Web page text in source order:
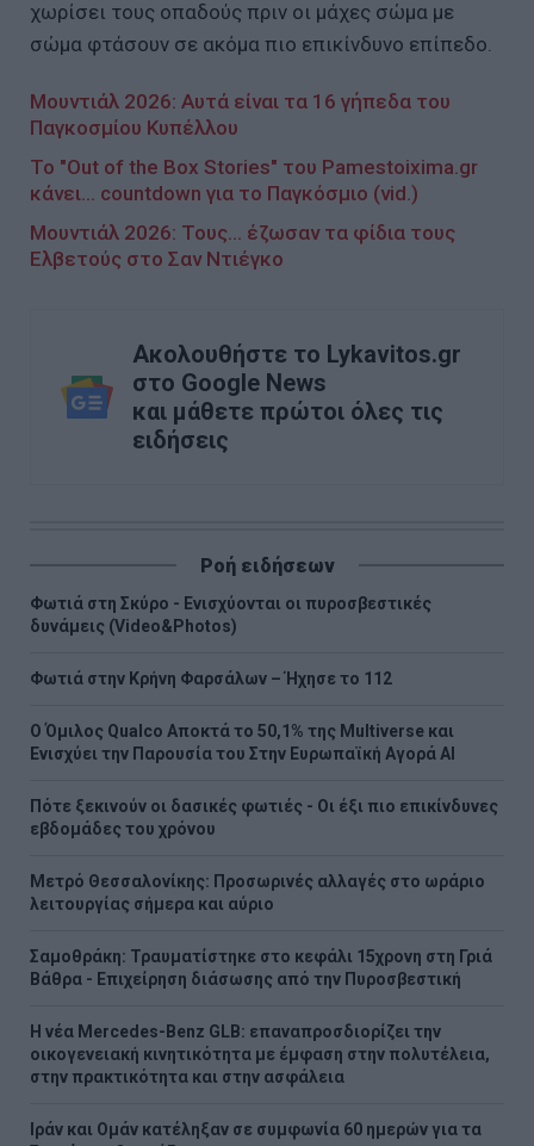
χωρίσει τους οπαδούς πριν οι μάχες σώμα με
σώμα φτάσουν σε ακόμα πιο επικίνδυνο επίπεδο.
Μουντιάλ 2026: Αυτά είναι τα 16 γήπεδα του
Παγκοσμίου Κυπέλλου
Το "Out of the Box Stories" του Pamestoixima.gr
κάνει... countdown για το Παγκόσμιο (vid.)
Μουντιάλ 2026: Τους... έζωσαν τα φίδια τους
Ελβετούς στο Σαν Ντιέγκο
Ακολουθήστε το Lykavitos.gr
στο Google News
και μάθετε πρώτοι όλες τις
ειδήσεις
Ροή ειδήσεων
Φωτιά στη Σκύρο - Ενισχύονται οι πυροσβεστικές
δυνάμεις (Video&Photos)
Φωτιά στην Κρήνη Φαρσάλων – Ήχησε το 112
Ο Όμιλος Qualco Αποκτά το 50,1% της Multiverse και
Ενισχύει την Παρουσία του Στην Ευρωπαϊκή Αγορά ΑΙ
Πότε ξεκινούν οι δασικές φωτιές - Oι έξι πιο επικίνδυνες
εβδομάδες του χρόνου
Μετρό Θεσσαλονίκης: Προσωρινές αλλαγές στο ωράριο
λειτουργίας σήμερα και αύριο
Σαμοθράκη: Τραυματίστηκε στο κεφάλι 15χρονη στη Γριά
Βάθρα - Επιχείρηση διάσωσης από την Πυροσβεστική
Η νέα Mercedes-Benz GLB: επαναπροσδιορίζει την
οικογενειακή κινητικότητα με έμφαση στην πολυτέλεια,
στην πρακτικότητα και στην ασφάλεια
Ιράν και Ομάν κατέληξαν σε συμφωνία 60 ημερών για τα